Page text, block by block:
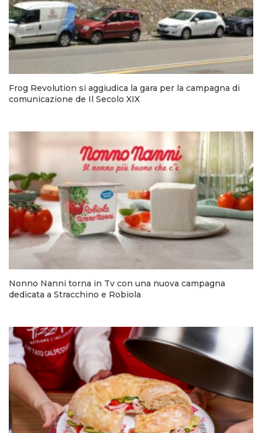
Frog Revolution si aggiudica la gara per la campagna di
comunicazione de Il Secolo XIX
Nonno Nanni torna in Tv con una nuova campagna
dedicata a Stracchino e Robiola